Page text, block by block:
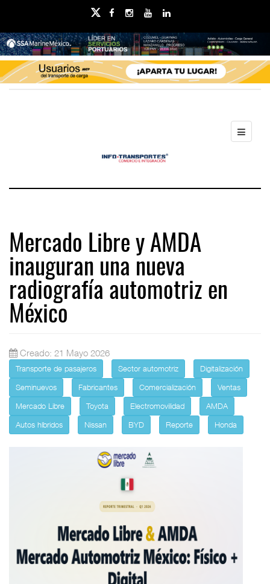
Mercado Libre y AMDA
inauguran una nueva
radiografía automotriz en
México
Creado: 21 Mayo 2026
Transporte de pasajeros Sector automotriz
Digitalización
Seminuevos
Fabricantes Comercialización
Ventas
Mercado Libre
Toyota Electromovilidad
AMDA
Autos híbridos
Nissan BYD Reporte Honda